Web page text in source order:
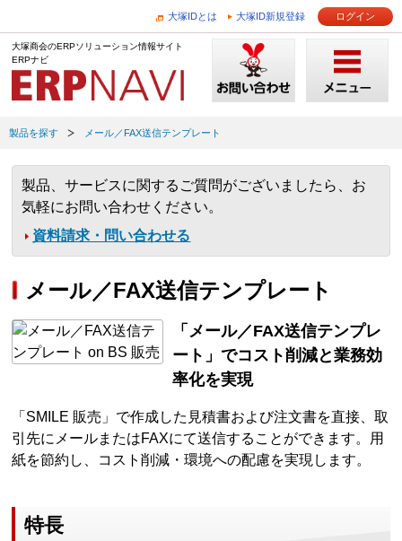
大塚IDとは 大塚ID新規登録 ログイン
大塚商会のERPソリューション情報サイト
ERPナビ
製品を探す メール／FAX送信テンプレート
製品、サービスに関するご質問がございましたら、お
気軽にお問い合わせください。
資料請求・問い合わせる
メール／FAX送信テンプレート
「メール／FAX送信テンプレ
ート」でコスト削減と業務効
率化を実現
「SMILE 販売」で作成した見積書および注文書を直接、取
引先にメールまたはFAXにて送信することができます。用
紙を節約し、コスト削減・環境への配慮を実現します。
特長